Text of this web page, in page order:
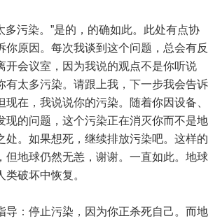
多污染。”是的，的确如此。此处有点协
你原因。每次我谈到这个问题，总会有反
开会议室，因为我说的观点不是你听说
有太多污染。请跟上我，下一步我会告诉
现在，我说说你的污染。随着你因设备、
现的问题，这个污染正在消灭你而不是地
处。如果想死，继续排放污染吧。这样的
但地球仍然无恙，谢谢。一直如此。地球
破坏中恢复。
导：停止污染，因为你正杀死自己。而地